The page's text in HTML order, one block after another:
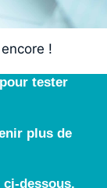
!
tester
plus de
dessous.